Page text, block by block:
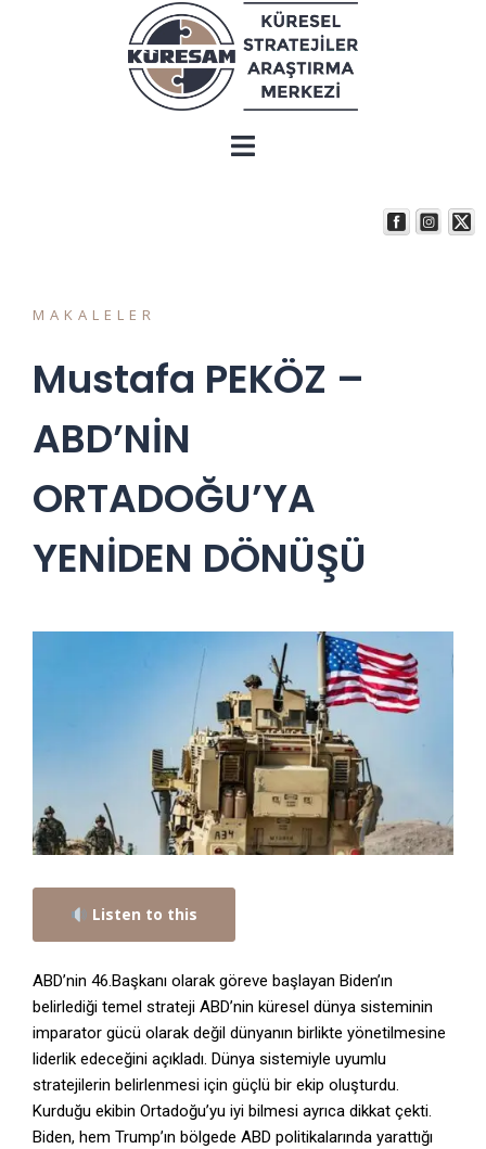
MAKALELER
Mustafa PEKÖZ –
ABD’NİN
ORTADOĞU’YA
YENİDEN DÖNÜŞÜ
Listen to this
ABD’nin 46.Başkanı olarak göreve başlayan Biden’ın
belirlediği temel strateji ABD’nin küresel dünya sisteminin
imparator gücü olarak değil dünyanın birlikte yönetilmesine
liderlik edeceğini açıkladı. Dünya sistemiyle uyumlu
stratejilerin belirlenmesi için güçlü bir ekip oluşturdu.
Kurduğu ekibin Ortadoğu’yu iyi bilmesi ayrıca dikkat çekti.
Biden, hem Trump’ın bölgede ABD politikalarında yarattığı